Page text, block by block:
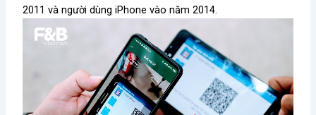
2011 và người dùng iPhone vào năm 2014.